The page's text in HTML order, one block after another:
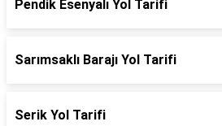
Pendik Esenyalı Yol Tarifi
Sarımsaklı Barajı Yol Tarifi
Serik Yol Tarifi